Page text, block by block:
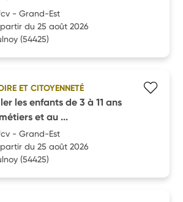
- Grand-Est
du 25 août 2026
(54425)
ET CITOYENNETÉ
les enfants de 3 à 11 ans
et au ...
- Grand-Est
du 25 août 2026
(54425)